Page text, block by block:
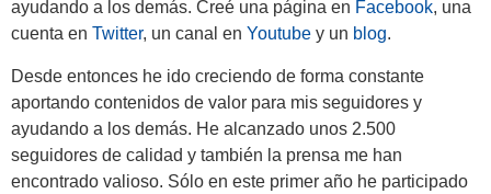
ayudando a los demás. Creé una página en Facebook, una
cuenta en Twitter, un canal en Youtube y un blog.
Desde entonces he ido creciendo de forma constante
aportando contenidos de valor para mis seguidores y
ayudando a los demás. He alcanzado unos 2.500
seguidores de calidad y también la prensa me han
encontrado valioso. Sólo en este primer año he participado